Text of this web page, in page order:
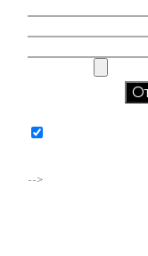
-->